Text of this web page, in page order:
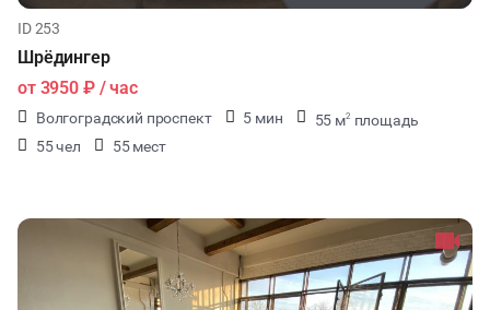
ID 253
Шрёдингер
от 3950 ₽/ час
Волгоградский проспект 5 мин 55 м2 площадь
55 чел
55 мест